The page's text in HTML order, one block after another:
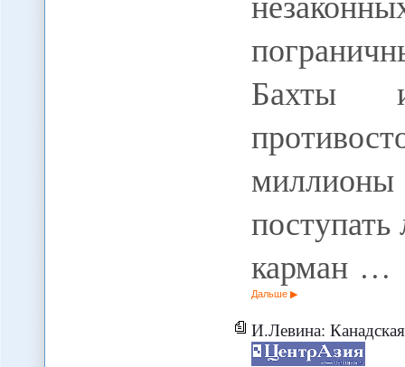
Бахты
карман …
Дальше
И.Левина: Канадская